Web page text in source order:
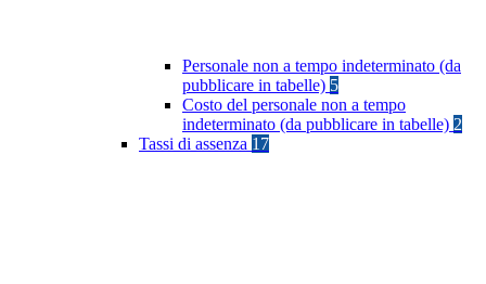
Personale non a tempo indeterminato (da
pubblicare in tabelle) 5
Costo del personale non a tempo
indeterminato (da pubblicare in tabelle) 2
Tassi di assenza 17